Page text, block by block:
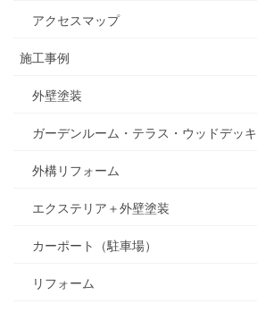
アクセスマップ
施工事例
外壁塗装
ガーデンルーム・テラス・ウッドデッキ
外構リフォーム
エクステリア＋外壁塗装
カーポート（駐車場）
リフォーム